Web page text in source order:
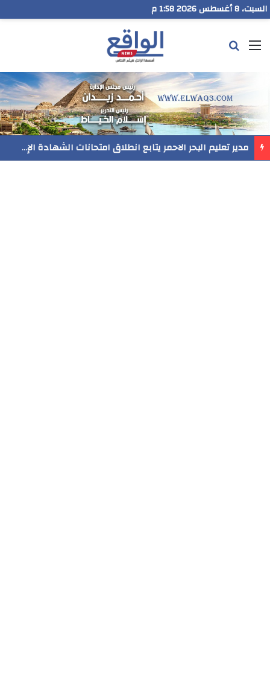
السبت، 8 أغسطس 2026 1:58 م
القائمة
مدير تعليم البحر الاحمر يتابع انطلاق امتحانات الشهادة الإعدادية ويؤكد: الانضباط